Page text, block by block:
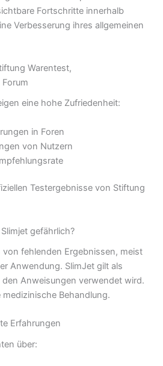
Fortschritte innerhalb
Verbesserung ihres allgemeinen
Warentest,
eine hohe Zufriedenheit:
in Foren
von Nutzern
Testergebnisse von Stiftung
gefährlich?
von fehlenden Ergebnissen, meist
Anwendung. SlimJet gilt als
Anweisungen verwendet wird.
Behandlung.
Erfahrungen
über: